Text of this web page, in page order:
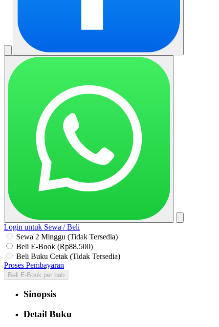
Login untuk Sewa / Beli
Sewa 2 Minggu (Tidak Tersedia)
Beli E-Book (Rp88.500)
Beli Buku Cetak (Tidak Tersedia)
Proses Pembayaran
Beli E-Book per bab
Sinopsis
Detail Buku